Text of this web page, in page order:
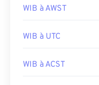
WIB à AWST
WIB à UTC
WIB à ACST